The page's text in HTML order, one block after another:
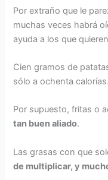
Por extraño que le
muchas veces habrá
ayuda a los que
Cien gramos de
sólo a ochenta calorías.
Por supuesto, fritas o
tan buen aliado.
Las grasas con que
de multiplicar, y